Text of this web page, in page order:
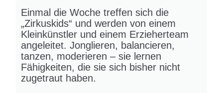
Einmal die Woche treffen sich die
„Zirkuskids“ und werden von einem
Kleinkünstler und einem Erzieherteam
angeleitet. Jonglieren, balancieren,
tanzen, moderieren – sie lernen
Fähigkeiten, die sie sich bisher nicht
zugetraut haben.